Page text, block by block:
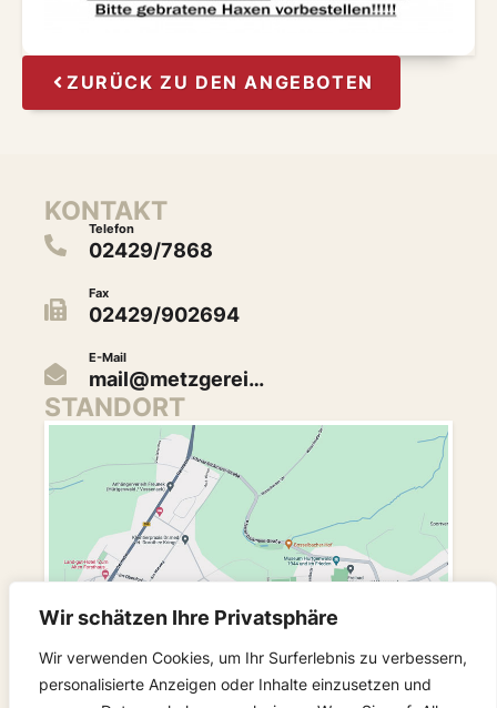
Wir schätzen Ihre Privatsphäre
Wir verwenden Cookies, um Ihr Surferlebnis zu verbessern,
personalisierte Anzeigen oder Inhalte einzusetzen und
ZURÜCK ZU DEN ANGEBOTEN
KONTAKT
Telefon
02429/7868
Fax
02429/902694
E-Mail
mail@metzgerei…
STANDORT